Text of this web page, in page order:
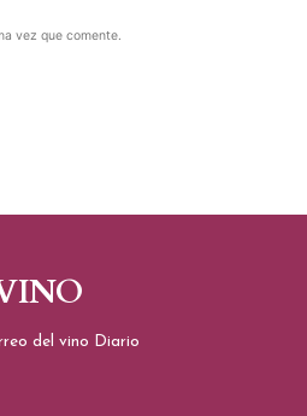
vez que comente.
del vino Diario